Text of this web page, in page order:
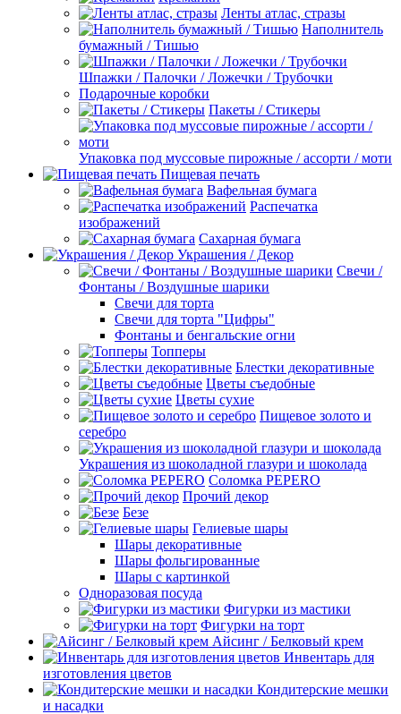
Ленты атлас, стразы
Наполнитель
бумажный / Тишью
Шпажки / Палочки / Ложечки / Трубочки
Подарочные коробки
Пакеты / Стикеры
Упаковка под муссовые пирожные / ассорти / моти
Пищевая печать
Вафельная бумага
Распечатка
изображений
Сахарная бумага
Украшения / Декор
Свечи /
Фонтаны / Воздушные шарики
Свечи для торта
Свечи для торта "Цифры"
Фонтаны и бенгальские огни
Топперы
Блестки декоративные
Цветы съедобные
Цветы сухие
Пищевое золото и
серебро
Украшения из шоколадной глазури и шоколада
Соломка PEPERO
Прочий декор
Безе
Гелиевые шары
Шары декоративные
Шары фольгированные
Шары с картинкой
Одноразовая посуда
Фигурки из мастики
Фигурки на торт
Айсинг / Белковый крем
Инвентарь для
изготовления цветов
Кондитерские мешки
и насадки